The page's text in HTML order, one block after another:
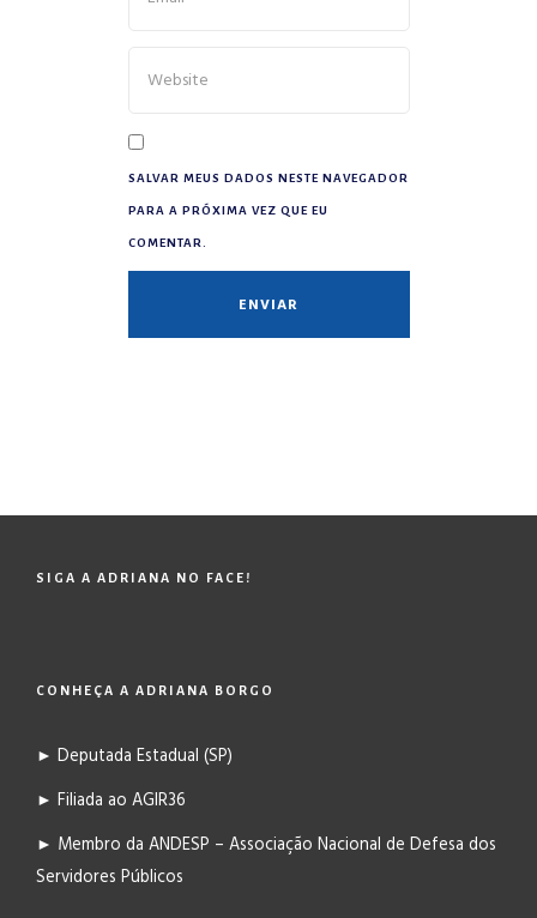
SALVAR MEUS DADOS NESTE NAVEGADOR
PARA A PRÓXIMA VEZ QUE EU
COMENTAR.
SIGA A ADRIANA NO FACE!
CONHEÇA A ADRIANA BORGO
► Deputada Estadual (SP)
► Filiada ao AGIR36
► Membro da ANDESP – Associação Nacional de Defesa dos
Servidores Públicos